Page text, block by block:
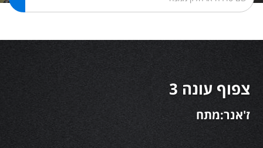
צפוף עונה 3
ז'אנר:מתח